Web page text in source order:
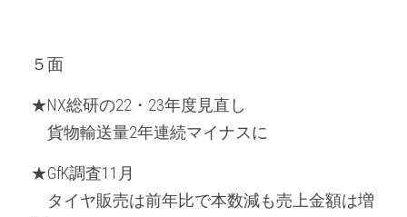
５面
★NX総研の22・23年度見直し
貨物輸送量2年連続マイナスに
★GfK調査11月
タイヤ販売は前年比で本数減も売上金額は増